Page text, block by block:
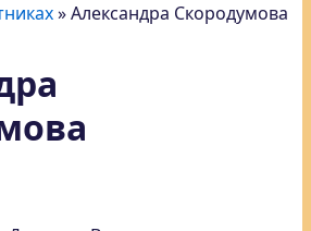
»Александра Скородумова